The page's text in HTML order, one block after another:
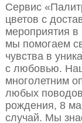
Сервис
цветов с
мероприятия
мы помогаем
чувства в
с любовью.
многолетним
любых
рождения, 8
случай. Мы